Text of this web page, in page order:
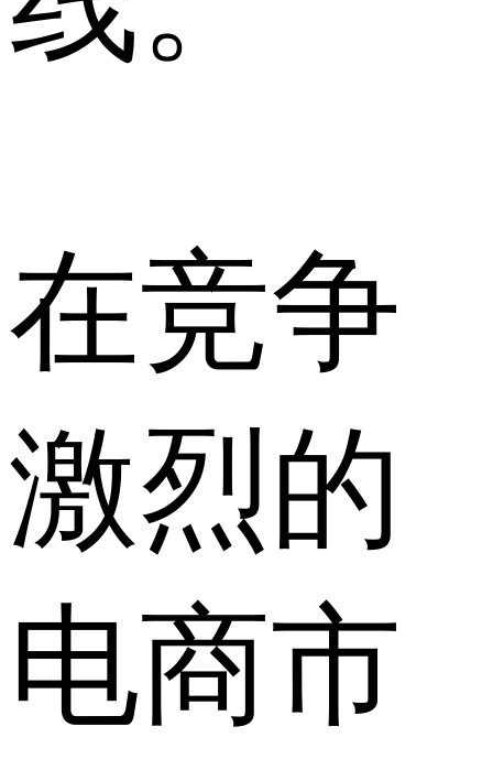
在竞争
激烈的
电商市